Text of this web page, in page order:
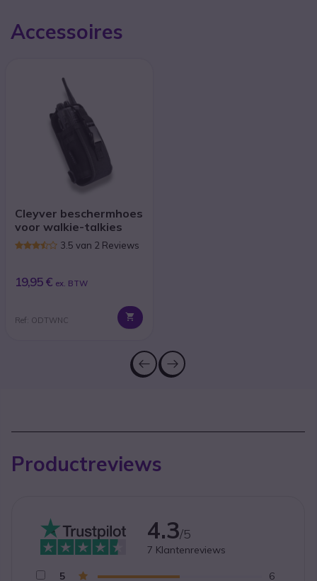
Accessoires
Cleyver beschermhoes
voor walkie-talkies
3.5 van 2 Reviews
19,95 € ex. BTW
Ref: ODTWNC
Productreviews
4.3/5
7 Klantenreviews
5 6